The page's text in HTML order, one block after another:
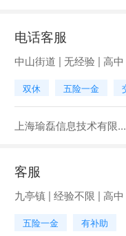
电话客服
中山街道 | 无经验 | 高中
双休 五险一金
上海瑜磊信息技术有限...
客服
九亭镇 | 经验不限 | 高中
五险一金 有补助